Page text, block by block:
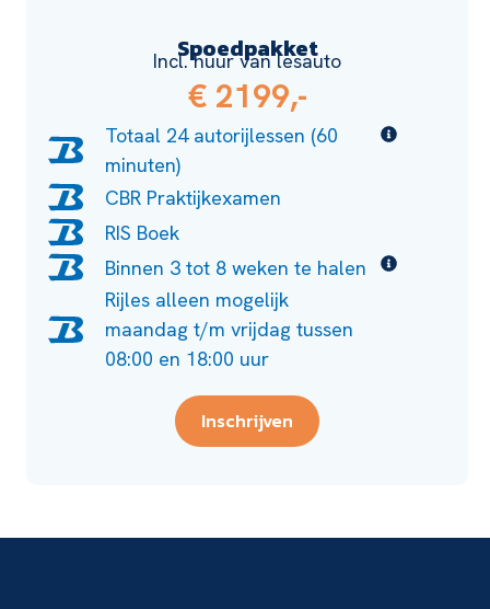
Spoedpakket
Incl. huur van lesauto
€ 2199,-
Totaal 24 autorijlessen (60
minuten)
CBR Praktijkexamen
RIS Boek
Binnen 3 tot 8 weken te halen
Rijles alleen mogelijk
maandag t/m vrijdag tussen
08:00 en 18:00 uur
Inschrijven